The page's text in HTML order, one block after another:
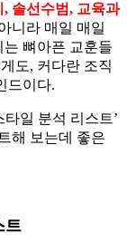
솔선수범, 교육과
니라 매일 매일
뼈아픈 교훈들
도, 커다란 조직
드이다.
일 분석 리스트’
해 보는데 좋은
트